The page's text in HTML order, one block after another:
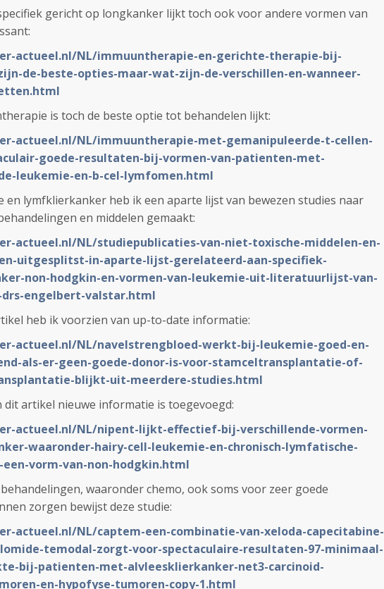
gericht op longkanker lijkt toch ook voor andere vormen van
actueel.nl/NL/immuuntherapie-en-gerichte-therapie-bij-
de-beste-opties-maar-wat-zijn-de-verschillen-en-wanneer-
is toch de beste optie tot behandelen lijkt:
actueel.nl/NL/immuuntherapie-met-gemanipuleerde-t-cellen-
goede-resultaten-bij-vormen-van-patienten-met-
leukemie-en-b-cel-lymfomen.html
en lymfklierkanker heb ik een aparte lijst van bewezen studies naar
en middelen gemaakt:
actueel.nl/NL/studiepublicaties-van-niet-toxische-middelen-en-
uitgesplitst-in-aparte-lijst-gerelateerd-aan-specifiek-
non-hodgkin-en-vormen-van-leukemie-uit-literatuurlijst-van-
engelbert-valstar.html
heb ik voorzien van up-to-date informatie:
actueel.nl/NL/navelstrengbloed-werkt-bij-leukemie-goed-en-
als-er-geen-goede-donor-is-voor-stamceltransplantatie-of-
blijkt-uit-meerdere-studies.html
dit artikel nieuwe informatie is toegevoegd:
actueel.nl/NL/nipent-lijkt-effectief-bij-verschillende-vormen-
waaronder-hairy-cell-leukemie-en-chronisch-lymfatische-
vorm-van-non-hodgkin.html
waaronder chemo, ook soms voor zeer goede
zorgen bewijst deze studie:
actueel.nl/NL/captem-een-combinatie-van-xeloda-capecitabine-
temodal-zorgt-voor-spectaculaire-resultaten-97-minimaal-
bij-patienten-met-alvleesklierkanker-net3-carcinoid-
en-hypofyse-tumoren-copy-1.html